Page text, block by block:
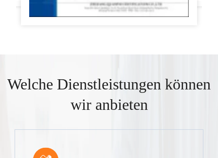
Welche Dienstleistungen können
wir anbieten